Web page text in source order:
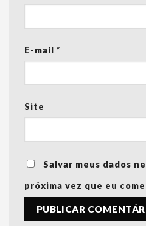
E-mail *
Site
Salvar meus dados
próxima vez que eu